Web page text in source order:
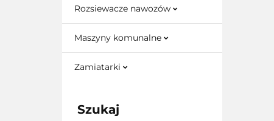
Rozsiewacze nawozów
Maszyny komunalne
Zamiatarki
Szukaj